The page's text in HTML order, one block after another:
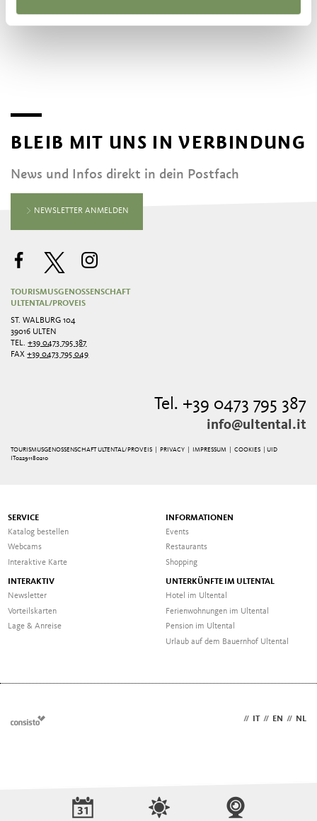
BLEIB MIT UNS IN VERBINDUNG
News und Infos direkt in dein Postfach
NEWSLETTER ANMELDEN
TOURISMUSGENOSSENSCHAFT
ULTENTAL/PROVEIS
ST. WALBURG 104
39016 ULTEN
TEL.+39 0473 795 387
FAX+39 0473 795 049
Tel. +39 0473 795 387
info@ultental.it
TOURISMUSGENOSSENSCHAFT ULTENTAL/PROVEIS | PRIVACY IMPRESSUM |COOKIES
| UID
IT02291180210
SERVICE
Katalog bestellen
Webcams
Interaktive Karte
INFORMATIONEN
Events
Restaurants
Shopping
INTERAKTIV
Newsletter
Vorteilskarten
Lage & Anreise
UNTERKÜNFTE IM ULTENTAL
Hotel im Ultental
Ferienwohnungen im Ultental
Pension im Ultental
Urlaub auf dem Bauernhof Ultental
// // EN // NL